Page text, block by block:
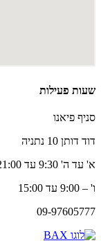
שעות פעילות
סניף פיאנו
דוד דותן 10 נתניה
א' עד ה' 9:30 עד 21:00
ו' – 9:00 עד 15:00
09-97605777